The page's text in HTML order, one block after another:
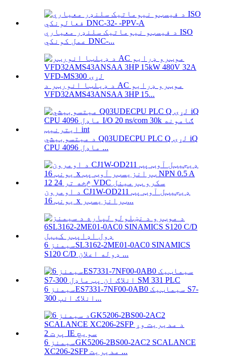
د فیسټو نیوماتیک سلنډر معیاري ISO
عمل کونکي DNC-...
د ډیلټا انورټر د AC موټرو ډرایو
VFD32AMS43ANSAA 3HP 15...
د میتسوبیشي Q03UDECPU PLC Q لړۍ iQ
CPU ماډل 4096 ...
د اومرون CJ1W-OD211 ډیجیټل آوټ پټ
یونټ 16 x ټرانزیسټر...
سیمنز 6SL3162-2ME01-0AC0 SINAMICS
S120 C/D ډوله اعلان ...
سیمنز 6ES7331-7NF00-0AB0 سیماټیک S7-
300 انلاګ انپ...
سیمنز 6GK5206-2BS00-2AC2 SCALANCE
XC206-2SFP مدیریت ...